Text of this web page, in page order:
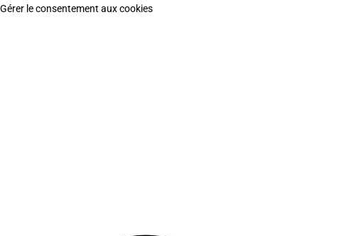
Gérer le consentement aux cookies